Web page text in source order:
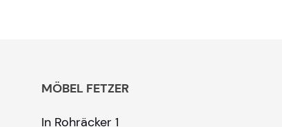
MÖBEL FETZER
In Rohräcker 1